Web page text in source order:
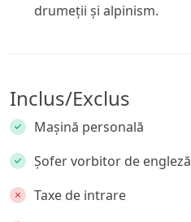
drumeții și alpinism.
Inclus/Exclus
Mașină personală
Șofer vorbitor de engleză
Taxe de intrare